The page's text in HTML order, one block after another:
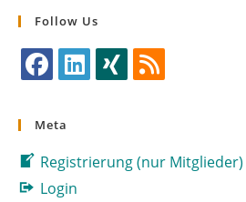
Follow Us
new
tab
new
tab
new
new
Meta
Registrierung (nur Mitglieder)
Login